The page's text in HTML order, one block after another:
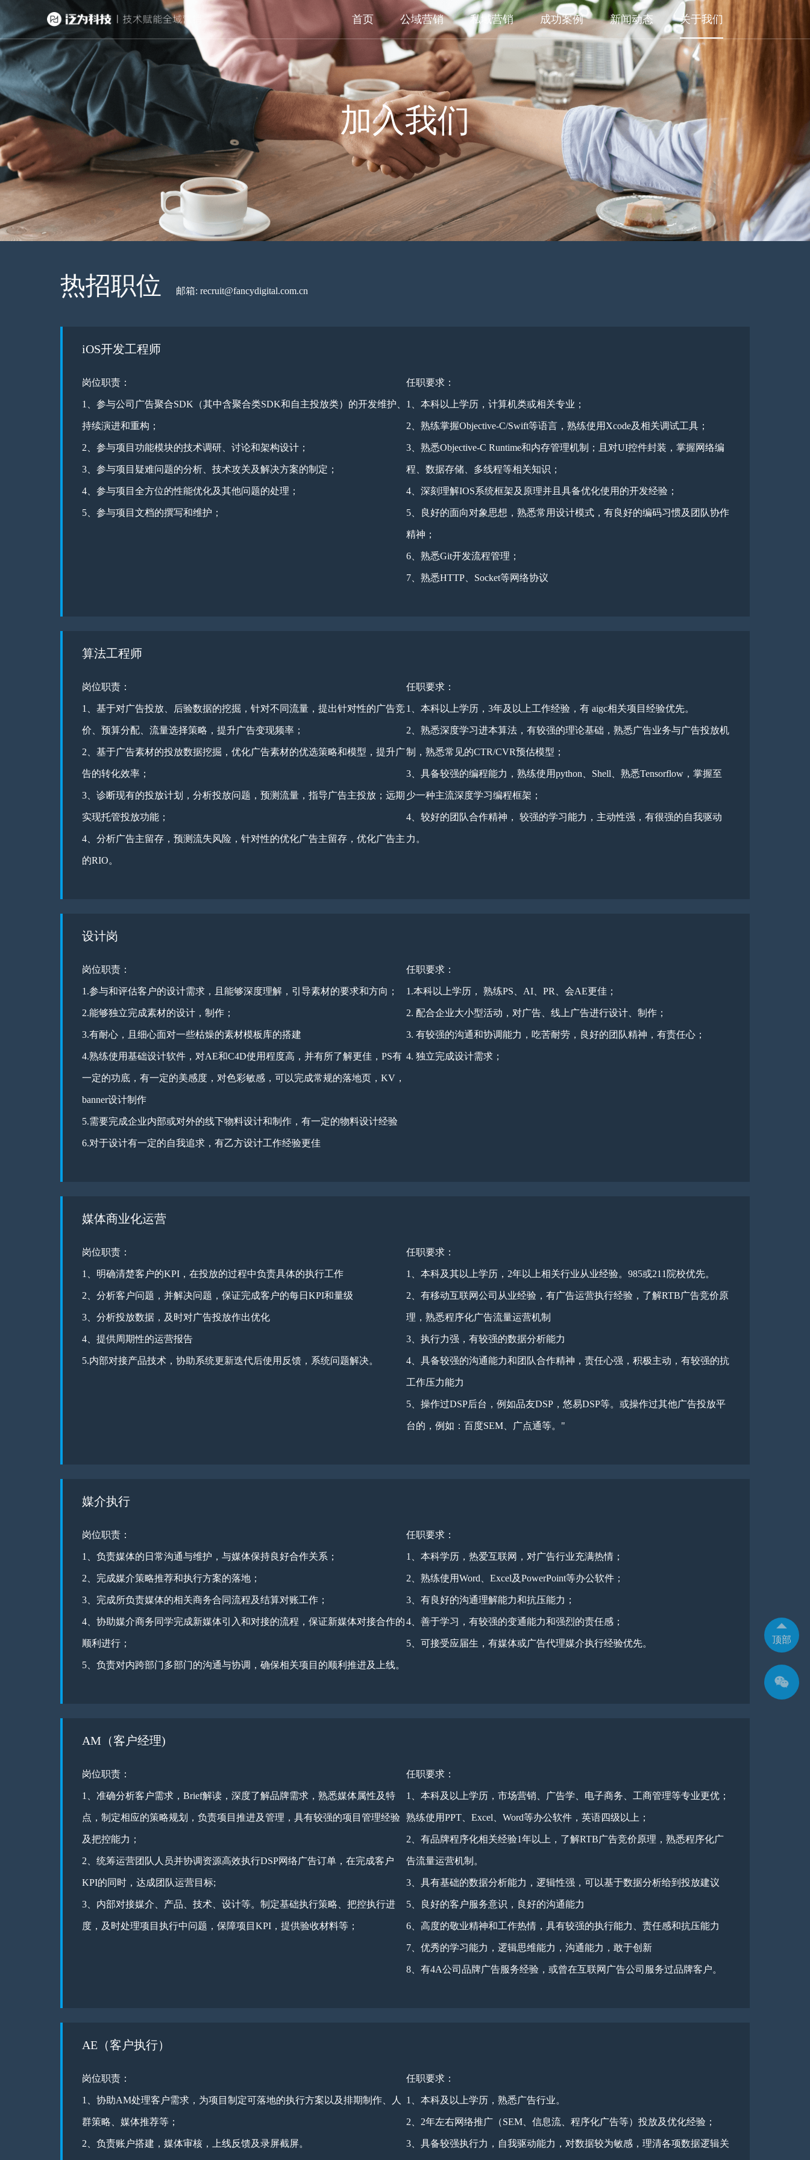
首页 公域营销 私域营销 成功案例 新闻动态 关于我们
加入我们
热招职位 邮箱: recruit@fancydigital.com.cn
iOS开发工程师
岗位职责：
1、参与公司广告聚合SDK（其中含聚合类SDK和自主投放类）的开发维护、
持续演进和重构；
2、参与项目功能模块的技术调研、讨论和架构设计；
3、参与项目疑难问题的分析、技术攻关及解决方案的制定；
4、参与项目全方位的性能优化及其他问题的处理；
5、参与项目文档的撰写和维护；
任职要求：
1、本科以上学历，计算机类或相关专业；
2、熟练掌握Objective-C/Swift等语言，熟练使用Xcode及相关调试工具；
3、熟悉Objective-C Runtime和内存管理机制；且对UI控件封装，掌握网络编
程、数据存储、多线程等相关知识；
4、深刻理解IOS系统框架及原理并且具备优化使用的开发经验；
5、良好的面向对象思想，熟悉常用设计模式，有良好的编码习惯及团队协作
精神；
6、熟悉Git开发流程管理；
7、熟悉HTTP、Socket等网络协议
算法工程师
岗位职责：
1、基于对广告投放、后验数据的挖掘，针对不同流量，提出针对性的广告竞
价、预算分配、流量选择策略，提升广告变现频率；
2、基于广告素材的投放数据挖掘，优化广告素材的优选策略和模型，提升广
告的转化效率；
3、诊断现有的投放计划，分析投放问题，预测流量，指导广告主投放；远期
实现托管投放功能；
4、分析广告主留存，预测流失风险，针对性的优化广告主留存，优化广告主
的RIO。
任职要求：
1、本科以上学历，3年及以上工作经验，有 aigc相关项目经验优先。
2、熟悉深度学习进本算法，有较强的理论基础，熟悉广告业务与广告投放机
制，熟悉常见的CTR/CVR预估模型；
3、具备较强的编程能力，熟练使用python、Shell、熟悉Tensorflow，掌握至
少一种主流深度学习编程框架；
4、较好的团队合作精神， 较强的学习能力，主动性强，有很强的自我驱动
力。
设计岗
岗位职责：
1.参与和评估客户的设计需求，且能够深度理解，引导素材的要求和方向；
2.能够独立完成素材的设计，制作；
3.有耐心，且细心面对一些枯燥的素材模板库的搭建
4.熟练使用基础设计软件，对AE和C4D使用程度高，并有所了解更佳，PS有
一定的功底，有一定的美感度，对色彩敏感，可以完成常规的落地页，KV，
banner设计制作
5.需要完成企业内部或对外的线下物料设计和制作，有一定的物料设计经验
6.对于设计有一定的自我追求，有乙方设计工作经验更佳
任职要求：
1.本科以上学历， 熟练PS、AI、PR、会AE更佳；
2. 配合企业大小型活动，对广告、线上广告进行设计、制作；
3. 有较强的沟通和协调能力，吃苦耐劳，良好的团队精神，有责任心；
4. 独立完成设计需求；
媒体商业化运营
岗位职责：
1、明确清楚客户的KPI，在投放的过程中负责具体的执行工作
2、分析客户问题，并解决问题，保证完成客户的每日KPI和量级
3、分析投放数据，及时对广告投放作出优化
4、提供周期性的运营报告
5.内部对接产品技术，协助系统更新迭代后使用反馈，系统问题解决。
任职要求：
1、本科及其以上学历，2年以上相关行业从业经验。985或211院校优先。
2、有移动互联网公司从业经验，有广告运营执行经验，了解RTB广告竞价原
理，熟悉程序化广告流量运营机制
3、执行力强，有较强的数据分析能力
4、具备较强的沟通能力和团队合作精神，责任心强，积极主动，有较强的抗
工作压力能力
5、操作过DSP后台，例如品友DSP，悠易DSP等。或操作过其他广告投放平
台的，例如：百度SEM、广点通等。"
媒介执行
岗位职责：
1、负责媒体的日常沟通与维护，与媒体保持良好合作关系；
2、完成媒介策略推荐和执行方案的落地；
3、完成所负责媒体的相关商务合同流程及结算对账工作；
4、协助媒介商务同学完成新媒体引入和对接的流程，保证新媒体对接合作的
顺利进行；
5、负责对内跨部门多部门的沟通与协调，确保相关项目的顺利推进及上线。
任职要求：
1、本科学历，热爱互联网，对广告行业充满热情；
2、熟练使用Word、Excel及PowerPoint等办公软件；
3、有良好的沟通理解能力和抗压能力；
4、善于学习，有较强的变通能力和强烈的责任感；
5、可接受应届生，有媒体或广告代理媒介执行经验优先。
AM（客户经理)
岗位职责：
1、准确分析客户需求，Brief解读，深度了解品牌需求，熟悉媒体属性及特
点，制定相应的策略规划，负责项目推进及管理，具有较强的项目管理经验
及把控能力；
2、统筹运营团队人员并协调资源高效执行DSP网络广告订单，在完成客户
KPI的同时，达成团队运营目标;
3、内部对接媒介、产品、技术、设计等。制定基础执行策略、把控执行进
度，及时处理项目执行中问题，保障项目KPI，提供验收材料等；
任职要求：
1、本科及以上学历，市场营销、广告学、电子商务、工商管理等专业更优；
熟练使用PPT、Excel、Word等办公软件，英语四级以上；
2、有品牌程序化相关经验1年以上，了解RTB广告竞价原理，熟悉程序化广
告流量运营机制。
3、具有基础的数据分析能力，逻辑性强，可以基于数据分析给到投放建议
5、良好的客户服务意识，良好的沟通能力
6、高度的敬业精神和工作热情，具有较强的执行能力、责任感和抗压能力
7、优秀的学习能力，逻辑思维能力，沟通能力，敢于创新
8、有4A公司品牌广告服务经验，或曾在互联网广告公司服务过品牌客户。
AE（客户执行）
岗位职责：
1、协助AM处理客户需求，为项目制定可落地的执行方案以及排期制作、人
群策略、媒体推荐等；
2、负责账户搭建，媒体审核，上线反馈及录屏截屏。
任职要求：
1、本科及以上学历，熟悉广告行业。
2、2年左右网络推广（SEM、信息流、程序化广告等）投放及优化经验；
3、具备较强执行力，自我驱动能力，对数据较为敏感，理清各项数据逻辑关
顶部